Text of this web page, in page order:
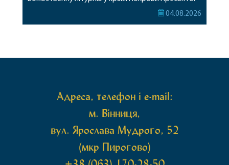
Богородиці села Терешки Барського благочиння.
04.08.2026
Адреса, телефон і e-mail:
м. Вінниця,
вул. Ярослава Мудрого, 52
(мкр Пирогово)